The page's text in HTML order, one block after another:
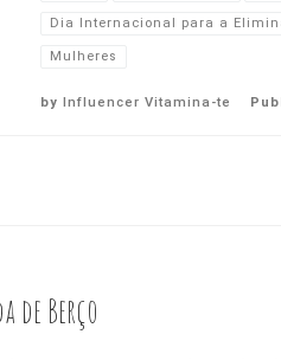
Dia Internacional para a
Mulheres
by Influencer Vitamina-te
de Berço